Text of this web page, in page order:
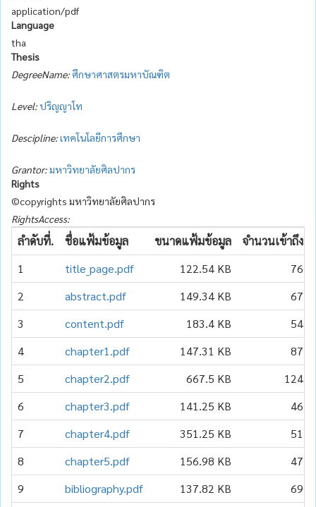
application/pdf
Language
tha
Thesis
DegreeName: ศึกษาศาสตรมหาบัณฑิต
Level:ปริญญาโท
Descipline:เทคโนโลยีการศึกษา
Grantor:มหาวิทยาลัยศิลปากร
Rights
©copyrights มหาวิทยาลัยศิลปากร
RightsAccess:
ลำดับที่. ชื่อแฟ้มข้อมูล ขนาดแฟ้มข้อมูล จำนวนเข้าถึง
1
title_page.pdf 122.54 KB 76
2
abstract.pdf 149.34 KB 67
3
content.pdf 183.4 KB 54
4
chapter1.pdf 147.31 KB 87
5
chapter2.pdf 667.5 KB 124
6
chapter3.pdf 141.25 KB 46
7
chapter4.pdf 351.25 KB 51
8
chapter5.pdf 156.98 KB 47
9
bibliography.pdf 137.82 KB 69